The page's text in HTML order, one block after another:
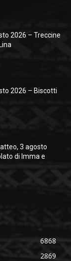
2026 – Treccine
2026 – Biscotti
3 agosto
di Imma e
6868
2869